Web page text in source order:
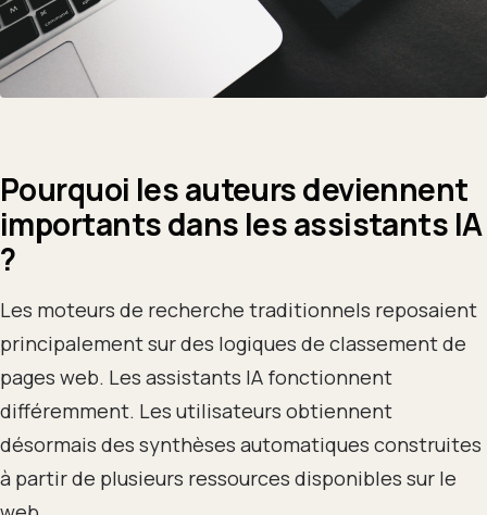
Pourquoi les auteurs deviennent
importants dans les assistants IA
?
Les moteurs de recherche traditionnels reposaient
principalement sur des logiques de classement de
pages web. Les assistants IA fonctionnent
différemment. Les utilisateurs obtiennent
désormais des synthèses automatiques construites
à partir de plusieurs ressources disponibles sur le